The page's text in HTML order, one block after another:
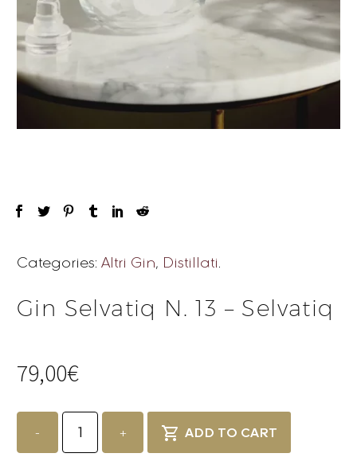
Categories: Altri Gin, Distillati.
Gin Selvatiq N. 13 – Selvatiq
79,00€
-
Gin
Selvatiq
13
+ ADD TO CART